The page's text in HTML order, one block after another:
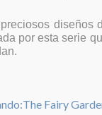
por esta serie